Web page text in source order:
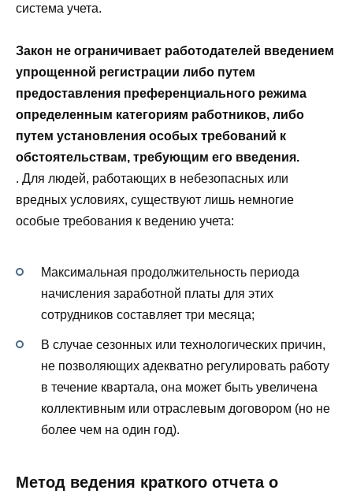
система учета.
Закон не ограничивает работодателей введением
упрощенной регистрации либо путем
предоставления преференциального режима
определенным категориям работников, либо
путем установления особых требований к
обстоятельствам, требующим его введения.
. Для людей, работающих в небезопасных или
вредных условиях, существуют лишь немногие
особые требования к ведению учета:
Максимальная продолжительность периода
начисления заработной платы для этих
сотрудников составляет три месяца;
В случае сезонных или технологических причин,
не позволяющих адекватно регулировать работу
в течение квартала, она может быть увеличена
коллективным или отраслевым договором (но не
более чем на один год).
Метод ведения краткого отчета о